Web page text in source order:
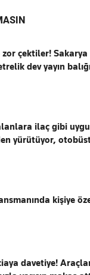
zor çektiler! Sakarya
dev yayın
ilaç gibi
yürütüyor,
kişiye
davetiye!